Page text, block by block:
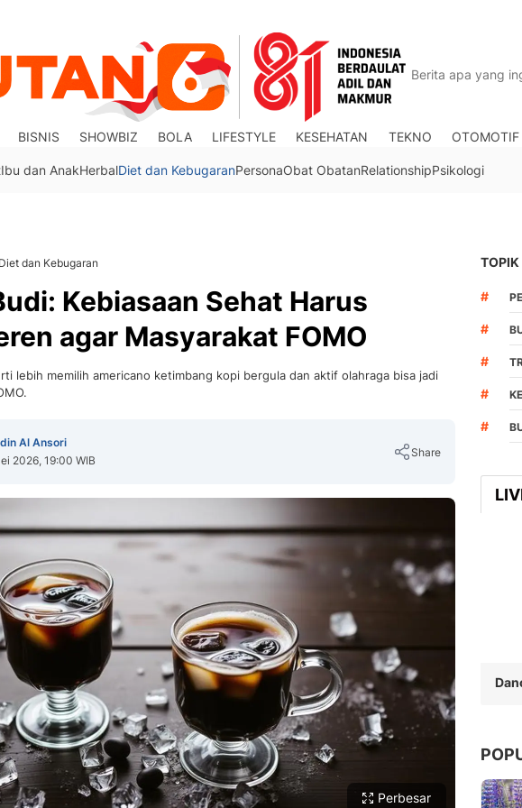
BISNIS SHOWBIZ BOLA LIFESTYLE KESEHATAN TEKNO OTOMOTIF
Ibu dan AnakHerbalDiet dan KebugaranPersonaObat ObatanRelationshipPsikologi
Diet dan Kebugaran
Kebiasaan Sehat Harus
agar Masyarakat FOMO
lebih memilih americano ketimbang kopi bergula dan aktif olahraga bisa jadi
Al Ansori
2026, 19:00 WIB
Share
Perbesar
TOPIK
#
#
#
#
#